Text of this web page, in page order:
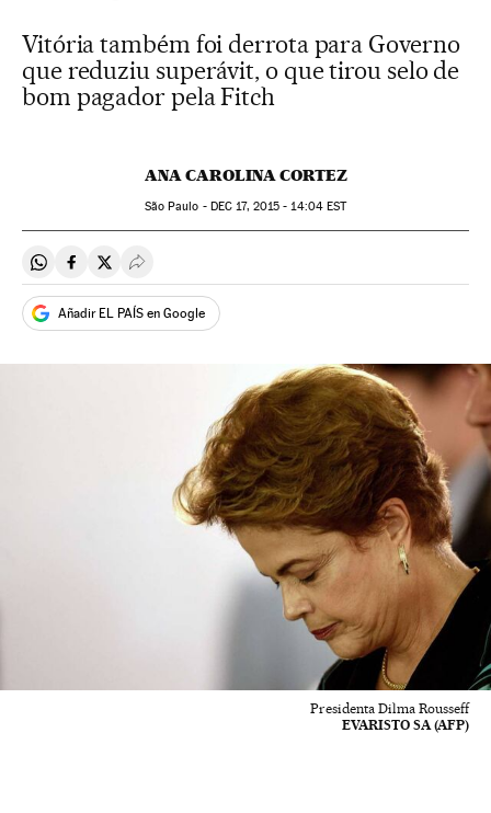
Vitória também foi derrota para Governo
que reduziu superávit, o que tirou selo de
bom pagador pela Fitch
ANA CAROLINA CORTEZ
São Paulo - DEC 17, 2015 - 14:04EST
Compartir en Whatsapp
Compartir en Facebook
Compartir en Twitter
Desplegar Redes Sociales
Añadir EL PAÍS en Google
Presidenta Dilma Rousseff
EVARISTO SA (AFP)